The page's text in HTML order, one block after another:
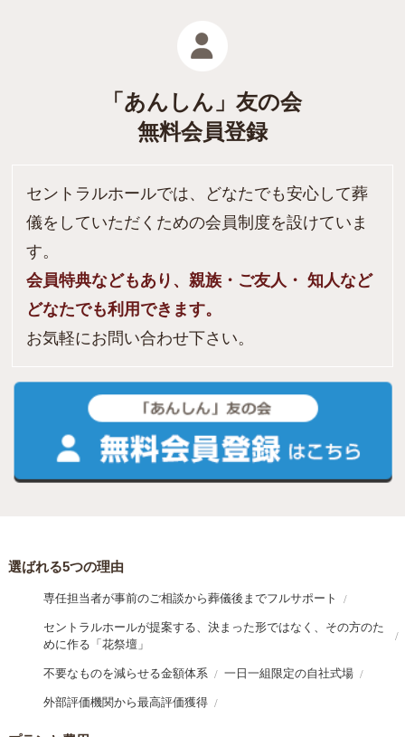
「あんしん」友の会
無料会員登録
セントラルホールでは、どなたでも安心して葬
儀をしていただくための会員制度を設けていま
す。
会員特典などもあり、親族・ご友人・ 知人など
どなたでも利用できます。
お気軽にお問い合わせ下さい。
選ばれる5つの理由
専任担当者が事前のご相談から葬儀後までフルサポート
セントラルホールが提案する、決まった形ではなく、その方のた
めに作る「花祭壇」
不要なものを減らせる金額体系 一日一組限定の自社式場
外部評価機関から最高評価獲得